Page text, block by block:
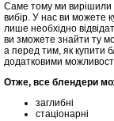
Саме тому ми вирішили
вибір. У нас ви можете
лише необхідно
ви зможете знайти ту
а перед тим, як купити
додатковими
Отже, все блендери
заглибні
стаціонарні